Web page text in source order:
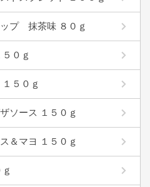
プ 抹茶味 ８０ｇ
０ｇ
５０ｇ
ソース １５０ｇ
＆マヨ １５０ｇ